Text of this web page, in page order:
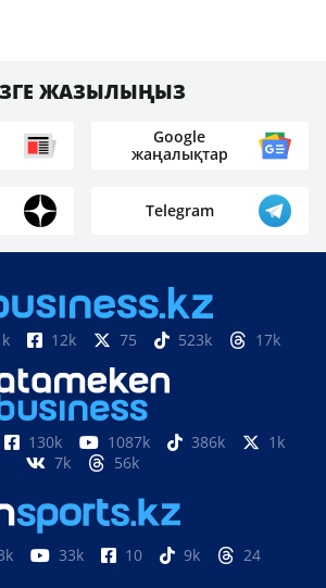
ЖАЗЫЛЫҢЫЗ
Google
жаңалықтар
Telegram
12k 75 523k 17k
130k 1087k 386k
1k
7k
56k
33k 10 9k 24